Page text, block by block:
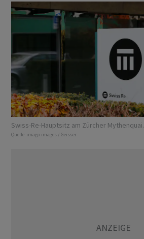
Swiss-Re-Hauptsitz am Zürcher Mythenquai.
Quelle: imago images / Geisser